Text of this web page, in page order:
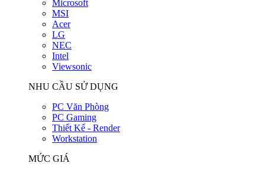
Microsoft
MSI
Acer
LG
NEC
Intel
Viewsonic
NHU CẦU SỬ DỤNG
PC Văn Phòng
PC Gaming
Thiết Kế - Render
Workstation
MỨC GIÁ